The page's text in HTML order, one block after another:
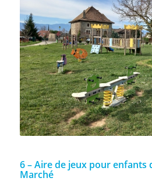
6 – Aire de jeux pour enfants
Marché